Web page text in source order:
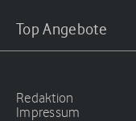
Top Angebote
Redaktion
Impressum